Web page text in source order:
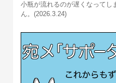
小瓶が流れるのが遅くなってし
ん。(2026.3.24)